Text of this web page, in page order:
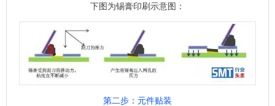
下图为锡膏印刷示意图：
第二步：元件贴装